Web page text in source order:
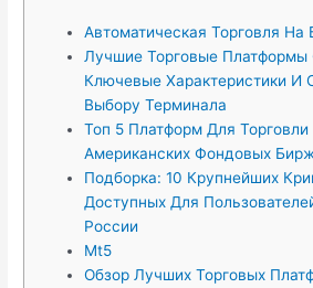
Автоматическая Торговля На
Лучшие Торговые Платформы
Ключевые Характеристики И
Выбору Терминала
Топ 5 Платформ Для Торговли
Американских Фондовых
Подборка: 10 Крупнейших
Доступных Для
России
Mt5
Обзор Лучших Торговых